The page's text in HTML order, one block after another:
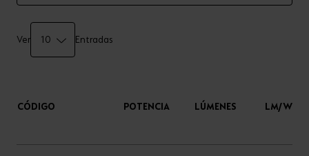
Ver Entradas
CÓDIGO POTENCIA LÚMENES LM/W